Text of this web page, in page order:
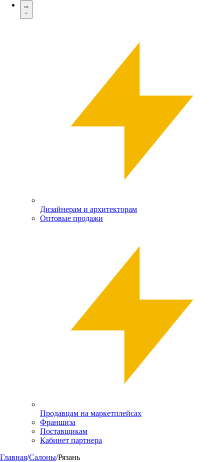
...
Дизайнерам и архитекторам
Оптовые продажи
Продавцам на маркетплейсах
Франшиза
Поставщикам
Кабинет партнера
Главная/Салоны/Рязань